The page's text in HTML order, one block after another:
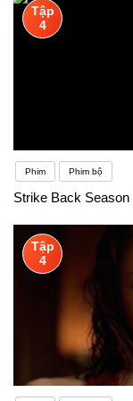
phim về cuộc
điển về cuộc
(Đi tìm Nemo):
năm môn
bước sau:1.
chương trình
củng cố kiến
ngữ pháp, từ vựng, và
Tập
4
Phim Phim bộ
Strike Back
Tập
4